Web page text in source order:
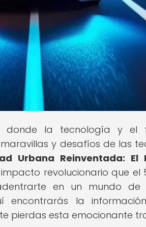
donde la tecnología y el
y desafíos de las
Urbana Reinventada:
revolucionario que el
en un mundo de
encontrarás la
pierdas esta emocionante